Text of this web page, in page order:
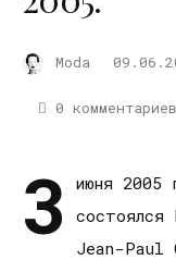
Moda
0 комментариев
3
июня 2005
состоялся
Jean-